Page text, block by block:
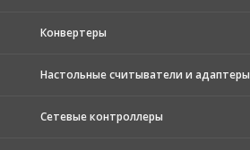
Конвертеры
Настольные считыватели и адаптеры
Сетевые контроллеры